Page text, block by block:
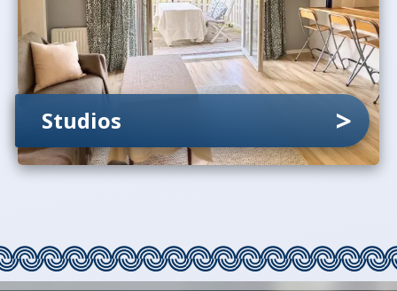
Studios